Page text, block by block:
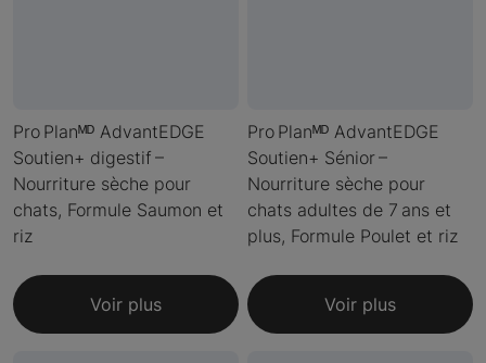
Pro Planᴹᴰ AdvantEDGE
Soutien+ digestif –
Nourriture sèche pour
chats, Formule Saumon et
riz
Voir plus
Pro Planᴹᴰ AdvantEDGE
Soutien+ Sénior –
Nourriture sèche pour
chats adultes de 7 ans et
plus, Formule Poulet et riz
Voir plus